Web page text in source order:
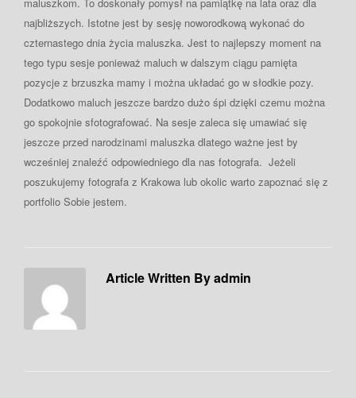
najbliższych. Istotne jest by sesję noworodkową wykonać do
czternastego dnia życia maluszka. Jest to najlepszy moment na
tego typu sesje ponieważ maluch w dalszym ciągu pamięta
pozycje z brzuszka mamy i można układać go w słodkie pozy.
Dodatkowo maluch jeszcze bardzo dużo śpi dzięki czemu można
go spokojnie sfotografować. Na sesje zaleca się umawiać się
jeszcze przed narodzinami maluszka dlatego ważne jest by
wcześniej znaleźć odpowiedniego dla nas fotografa. Jeżeli
poszukujemy fotografa z Krakowa lub okolic warto zapoznać się z
portfolio Sobie jestem.
Article Written By admin